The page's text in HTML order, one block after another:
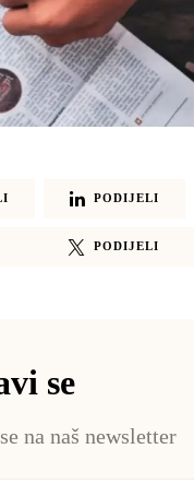
PODIJELI
PODIJELI
se
na naš newsletter